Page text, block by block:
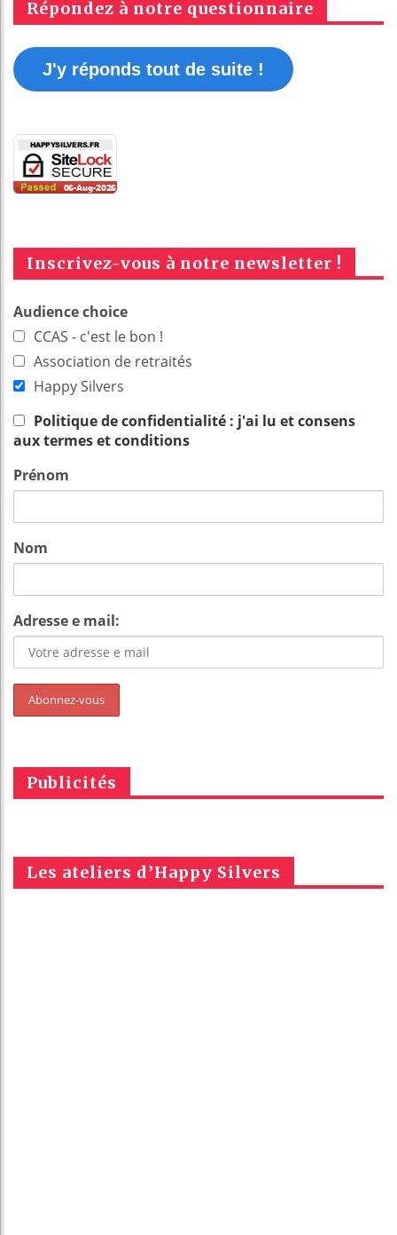
Répondez à notre questionnaire
J'y réponds tout de suite !
Inscrivez-vous à notre newsletter !
Audience choice
CCAS - c'est le bon !
Association de retraités
Happy Silvers
Politique de confidentialité : j'ai lu et consens
aux termes et conditions
Prénom
Nom
Adresse e mail:
Publicités
Les ateliers d’Happy Silvers